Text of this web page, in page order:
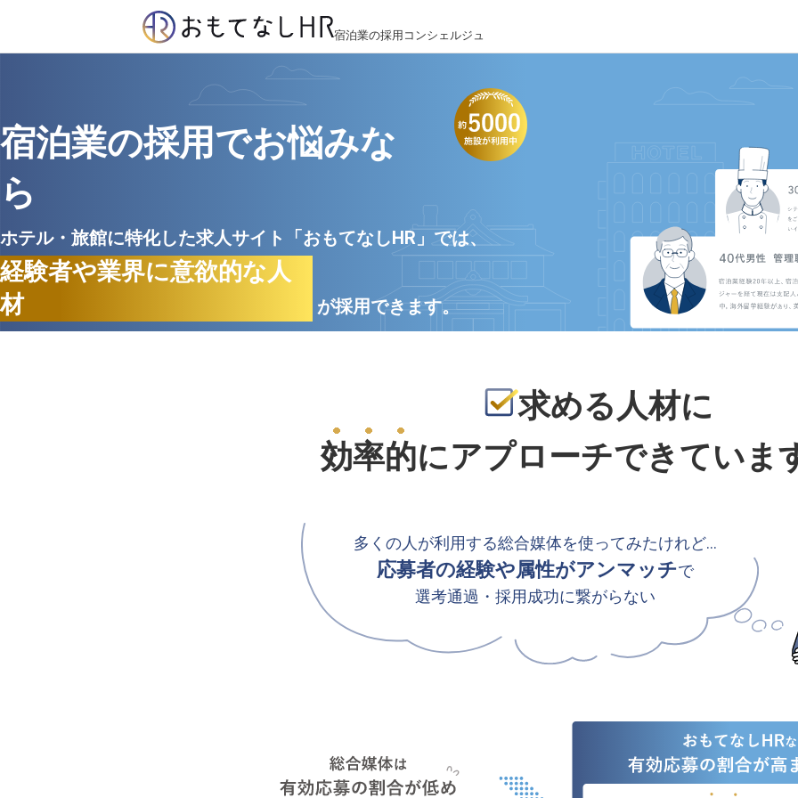
宿泊業の採用コンシェルジュ
宿泊業の採用でお悩みな
ら
ホテル・旅館に特化した求人サイト「おもてなしHR」では、
経験者や業界に意欲的な人
材
が採用できます。
求める人材に
効率的にアプローチできていま
多くの人が利用する総合媒体を使ってみたけれど…
応募者の経験や属性がアンマッチで
選考通過・採用成功に繋がらない